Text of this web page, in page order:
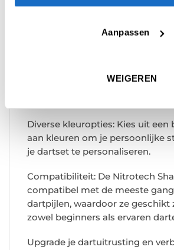
Aanpassen
WEIGEREN
flexibiliteit, waardoor deze
ontwerp van de Nitrotech Shafts
Diverse kleuropties: Kies uit een
aan kleuren om je persoonlijke
je dartset te personaliseren.
Compatibiliteit: De Nitrotech
compatibel met de meeste
dartpijlen, waardoor ze geschikt
zowel beginners als ervaren
Upgrade je dartuitrusting en